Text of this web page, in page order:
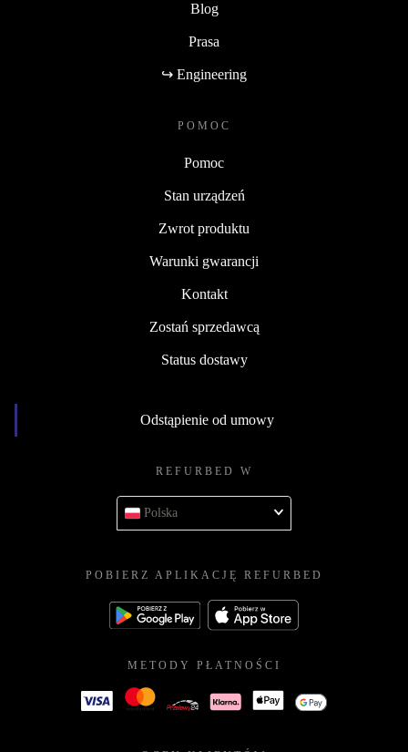
Blog
Prasa
↪ Engineering
POMOC
Pomoc
Stan urządzeń
Zwrot produktu
Warunki gwarancji
Kontakt
Zostań sprzedawcą
Status dostawy
Odstąpienie od umowy
REFURBED W
Polska
POBIERZ APLIKACJĘ REFURBED
METODY PŁATNOŚCI